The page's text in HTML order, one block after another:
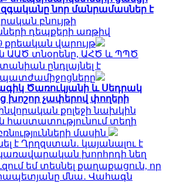
նոր մանրամասներ է
բնույթի
դեպքերի առթիվ
քրեական վարույթ
ԱԱԾ տնօրենը, ԱՀԾ և ՊՊԾ
ընդլայնել է
Ծառուկյանի և Սեդրակ
խոշոր չափերով փողերի
քոլեջի նախկին
հաստատությունում տեղի
մասին
է Ղրղզստան․ կայանալու է
խորհրդի նեղ
եմ տեսնել քաղաքացուն, որ
մնա․ Վահագն